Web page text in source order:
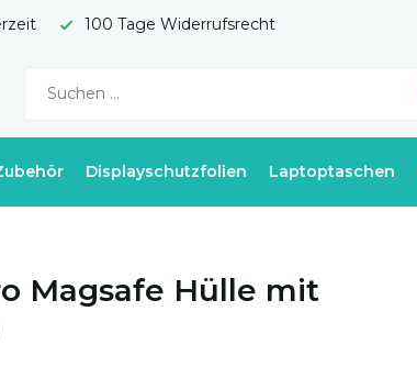
100 Tage Widerrufsrecht
Displayschutzfolien Laptoptaschen
Magsafe Hülle mit